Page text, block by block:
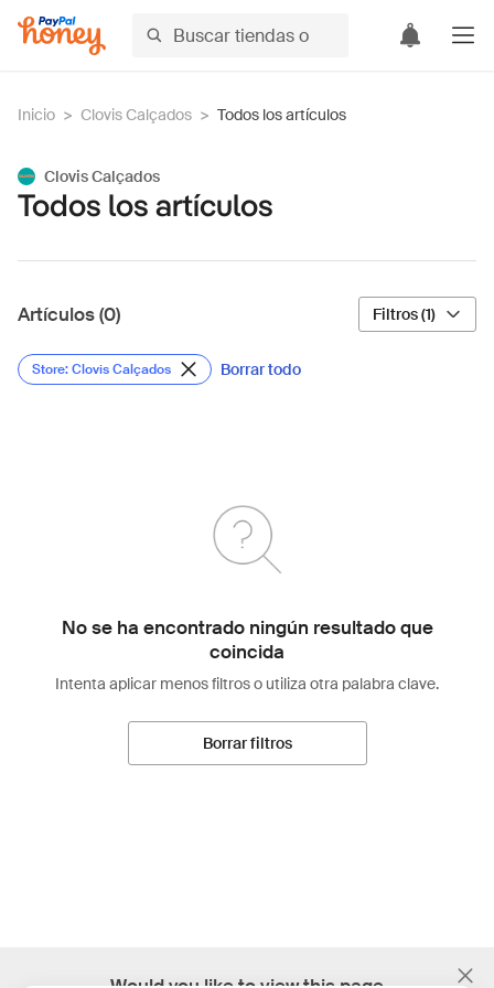
Inicio > Clovis Calçados > Todos los artículos
Clovis Calçados
Todos los artículos
Artículos (0) Filtros (1)
Store: Clovis Calçados Borrar todo
No se ha encontrado ningún resultado que
coincida
Intenta aplicar menos filtros o utiliza otra palabra clave.
Borrar filtros